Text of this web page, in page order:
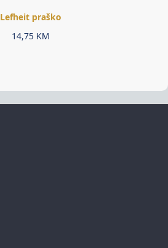
Lefheit praško
14,75 KM